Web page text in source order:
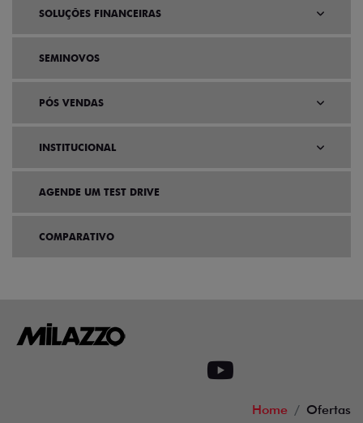
SOLUÇÕES FINANCEIRAS
SEMINOVOS
PÓS VENDAS
INSTITUCIONAL
AGENDE UM TEST DRIVE
COMPARATIVO
Home Ofertas